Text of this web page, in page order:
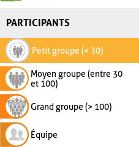
PARTICIPANTS
Petit groupe (< 30)
Moyen groupe (entre 30
et 100)
Grand groupe (> 100)
Équipe